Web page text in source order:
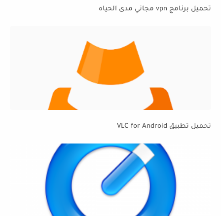
تحميل برنامج vpn مجاني مدى الحياه
تحميل تطبيق VLC for Android